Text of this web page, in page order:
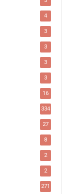
4
3
3
3
3
16
334
27
8
2
2
271